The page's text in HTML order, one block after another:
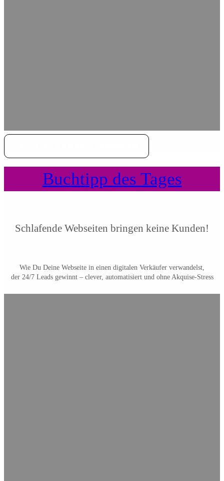
Buchtipp des Tages
Schlafende Webseiten bringen keine Kunden!
Wie Du Deine Webseite in einen digitalen Verkäufer verwandelst,
der 24/7 Leads gewinnt – clever, automatisiert und ohne Akquise-Stress